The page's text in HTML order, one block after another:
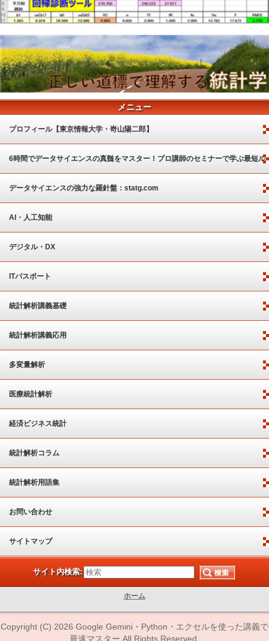
メニュー
プロフィール【東京情報大学・嵜山陽二郎】
6時間でデータサイエンスの真髄をマスター！プロ講師のセミナーで学ぶ最短ル
ート
データサイエンスの強力な羅針盤：statg.com
AI・人工知能
デジタル・DX
ITパスポート
統計解析講義基礎
統計解析講義応用
多変量解析
医療統計解析
経済ビジネス統計
統計解析コラム
統計解析用語集
お問い合わせ
サイトマップ
サイト内検索:
ホーム
Copyright (C) 2026 Google Gemini・Python・エクセルを使った講義で
最速マスター All Rights Reserved.